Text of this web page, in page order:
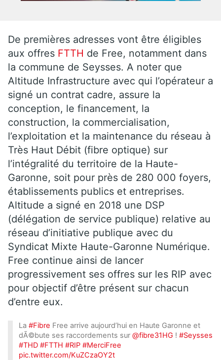
De premières adresses vont être éligibles
aux offres FTTH de Free, notamment dans
la commune de Seysses. A noter que
Altitude Infrastructure avec qui l’opérateur a
signé un contrat cadre, assure la
conception, le financement, la
construction, la commercialisation,
l’exploitation et la maintenance du réseau à
Très Haut Débit (fibre optique) sur
l’intégralité du territoire de la Haute-
Garonne, soit pour près de 280 000 foyers,
établissements publics et entreprises.
Altitude a signé en 2018 une DSP
(délégation de service publique) relative au
réseau d’initiative publique avec du
Syndicat Mixte Haute-Garonne Numérique.
Free continue ainsi de lancer
progressivement ses offres sur les RIP avec
pour objectif d’être présent sur chacun
d’entre eux.
La #Fibre Free arrive aujourd’hui en Haute Garonne et
dÃ©bute ses raccordements sur @fibre31HG ! #Seysses
#THD #FTTH #RIP #MerciFree
pic.twitter.com/KuZCzaOY2t